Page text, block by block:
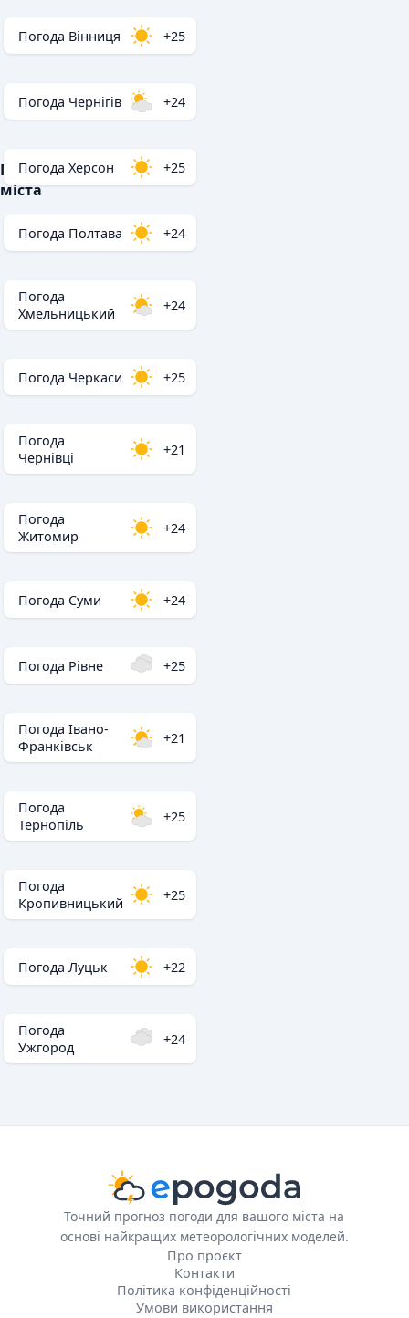
Популярні
міста
Погода Вінниця +25
Погода Чернігів +24
Погода Херсон +25
Погода Полтава +24
Погода
Хмельницький
+24
Погода Черкаси +25
Погода
Чернівці
+21
Погода
Житомир
+24
Погода Суми +24
Погода Рівне +25
Погода Івано-
Франківськ
+21
Погода
Тернопіль
+25
Погода
Кропивницький
+25
Погода Луцьк +22
Погода
Ужгород
+24
Точний прогноз погоди для вашого міста на
основі найкращих метеорологічних моделей.
Про проєкт
Контакти
Політика конфіденційності
Умови використання